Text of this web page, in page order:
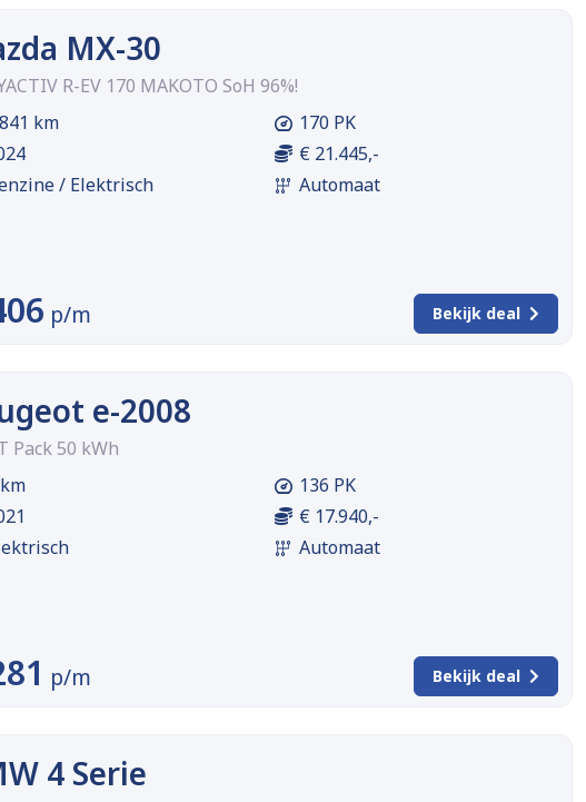
MX-30
R-EV 170 MAKOTO SoH 96%!
km
/ Elektrisch
170 PK
€ 21.445,-
Automaat
p/m Bekijk deal
e-2008
Pack 50 kWh
136 PK
€ 17.940,-
Automaat
p/m Bekijk deal
4 Serie